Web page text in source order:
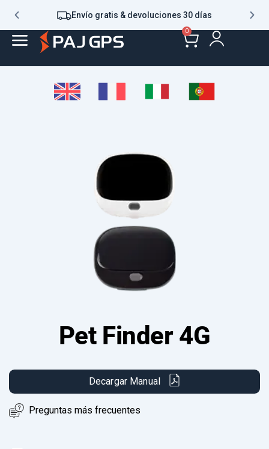
Envío gratis & devoluciones 30 días
0
Pet Finder 4G
Decargar Manual
Preguntas más frecuentes